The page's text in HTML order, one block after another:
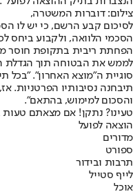
צילום: דוברות המשטרה,
לסיכום קבע הרשם, כי יש לו
הסכמי הלוואה, ולקבוע ביחס
הפחתת ריבית בתקופת חוסר
לממש את הבטוחה תוך הגדלת
סוגיית ה"מוצא האחרון". "בכל
תיבחנה נסיבותיו הפרטניות.
והסכום למימוש, בהתאם".
טעינו? נתקן! אם מצאתם
הוצאה לפועל
מדורים
ספורט
תרבות ובידור
לייף סטייל
אוכל